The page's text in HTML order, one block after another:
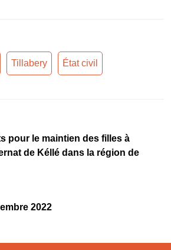
Tillabery État civil
pour le maintien des filles à
de Kéllé dans la région de
2022